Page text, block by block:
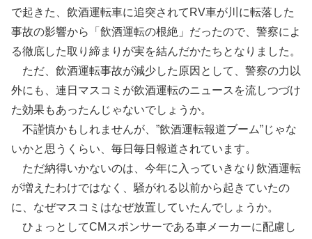
で起きた、飲酒運転車に追突されてRV車が川に転落した
事故の影響から「飲酒運転の根絶」だったので、警察によ
る徹底した取り締まりが実を結んだかたちとなりました。
ただ、飲酒運転事故が減少した原因として、警察の力以
外にも、連日マスコミが飲酒運転のニュースを流しつづけ
た効果もあったんじゃないでしょうか。
不謹慎かもしれませんが、”飲酒運転報道ブーム”じゃな
いかと思うくらい、毎日毎日報道されています。
ただ納得いかないのは、今年に入っていきなり飲酒運転
が増えたわけではなく、騒がれる以前から起きていたの
に、なぜマスコミはなぜ放置していたんでしょうか。
ひょっとしてCMスポンサーである車メーカーに配慮し